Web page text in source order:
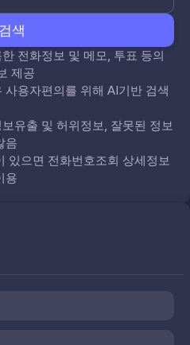
검색
전화정보 및 메모, 투표 등의
제공
용자편의를 위해 AI기반 검색
유출 및 허위정보, 잘못된 정보
음
있으면 전화번호조회 상세정보
용